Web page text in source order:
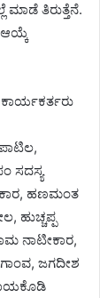
ತಿರುತ್ತೆನೆ.
ಆಯ್ಕೆ
ಸದಸ್ಯ
ಹಣಮಂತ
ಹುಚ್ಚಪ್ಪ
ನಾಟೀಕಾರ,
ಜಗದೀಶ